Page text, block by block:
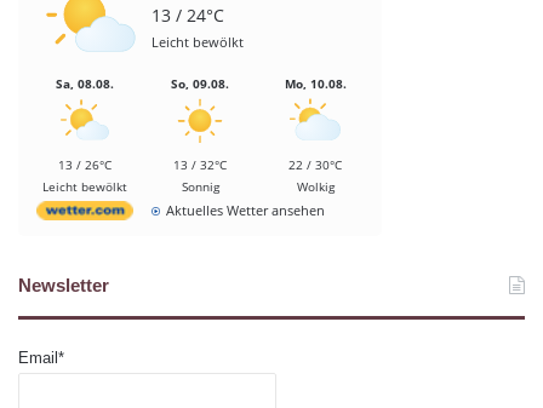
13 / 24°C
Leicht bewölkt
Sa, 08.08.
13 / 26°C
Leicht bewölkt
So, 09.08.
13 / 32°C
Sonnig
Mo, 10.08.
22 / 30°C
Wolkig
Aktuelles Wetter ansehen
Newsletter
Email*